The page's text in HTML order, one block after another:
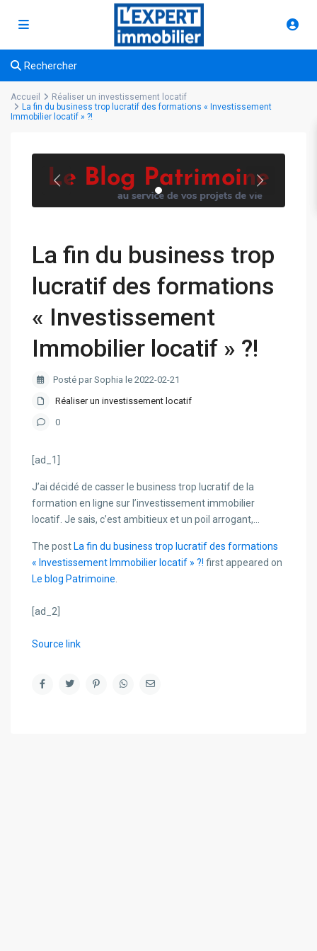
Rechercher
Accueil
Réaliser un investissement locatif
La fin du business trop lucratif des formations « Investissement
Immobilier locatif » ?!
La fin du business trop
lucratif des formations
« Investissement
Immobilier locatif » ?!
Posté par Sophia le 2022-02-21
Réaliser un investissement locatif
0
[ad_1]
J’ai décidé de casser le business trop lucratif de la
formation en ligne sur l’investissement immobilier
locatif. Je sais, c’est ambitieux et un poil arrogant,…
The post La fin du business trop lucratif des formations
« Investissement Immobilier locatif » ?! first appeared on
Le blog Patrimoine
[ad_2]
Source link